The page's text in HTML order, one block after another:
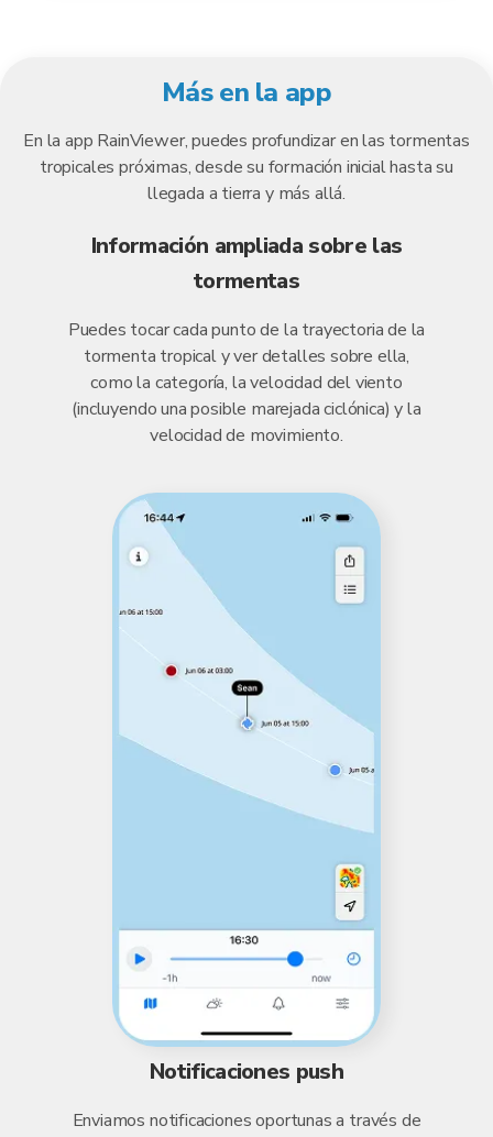
Más en la app
En la app RainViewer, puedes profundizar en las tormentas
tropicales próximas, desde su formación inicial hasta su
llegada a tierra y más allá.
Información ampliada sobre las
tormentas
Puedes tocar cada punto de la trayectoria de la
tormenta tropical y ver detalles sobre ella,
como la categoría, la velocidad del viento
(incluyendo una posible marejada ciclónica) y la
velocidad de movimiento.
Notificaciones push
Enviamos notificaciones oportunas a través de